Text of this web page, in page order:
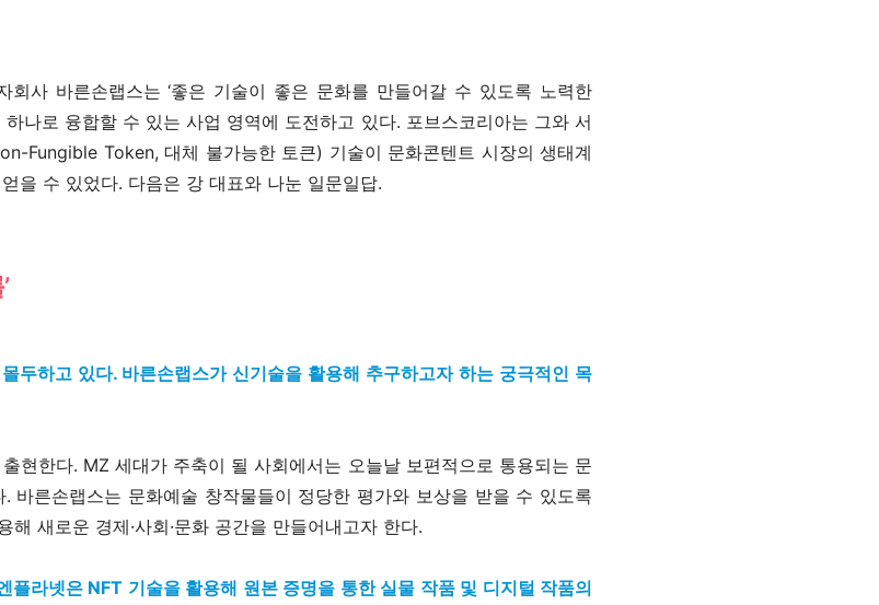
사 바른손랩스는 ‘좋은 기술이 좋은 문화를 만들어갈 수 있도록 노력한
나로 융합할 수 있는 사업 영역에 도전하고 있다. 포브스코리아는 그와 서
Fungible Token, 대체 불가능한 토큰) 기술이 문화콘텐트 시장의 생태계
을 수 있었다. 다음은 강 대표와 나눈 일문일답.
두하고 있다. 바른손랩스가 신기술을 활용해 추구하고자 하는 궁극적인 목
현한다. MZ 세대가 주축이 될 사회에서는 오늘날 보편적으로 통용되는 문
바른손랩스는 문화예술 창작물들이 정당한 평가와 보상을 받을 수 있도록
새로운 경제·사회·문화 공간을 만들어내고자 한다.
플라넷은 NFT 기술을 활용해 원본 증명을 통한 실물 작품 및 디지털 작품의